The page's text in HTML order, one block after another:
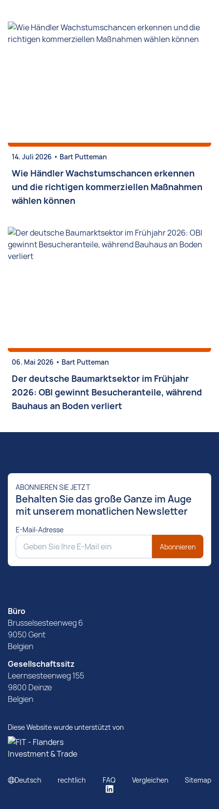
14. Juli 2026 • Bart Putteman
Wie Händler Wachstumschancen erkennen
und die richtigen kommerziellen Maßnahmen
wählen können
06. Mai 2026 • Bart Putteman
Der deutsche Baumarktsektor im Frühjahr
2026: OBI gewinnt Besucheranteile, während
Bauhaus an Boden verliert
ABONNIEREN SIE JETZT
Behalten Sie das große Ganze im Auge
mit unserem monatlichen Newsletter
E-Mail-Adresse
Abonnieren
Büro
Brusselsesteenweg 6
9050 Gent
Belgien
Gesellschaftssitz
Leernsesteenweg 155
9800 Deinze
Belgien
Diese Website wurde unterstützt von
Deutsch rechtlich FAQ Vergleichen Sitemap